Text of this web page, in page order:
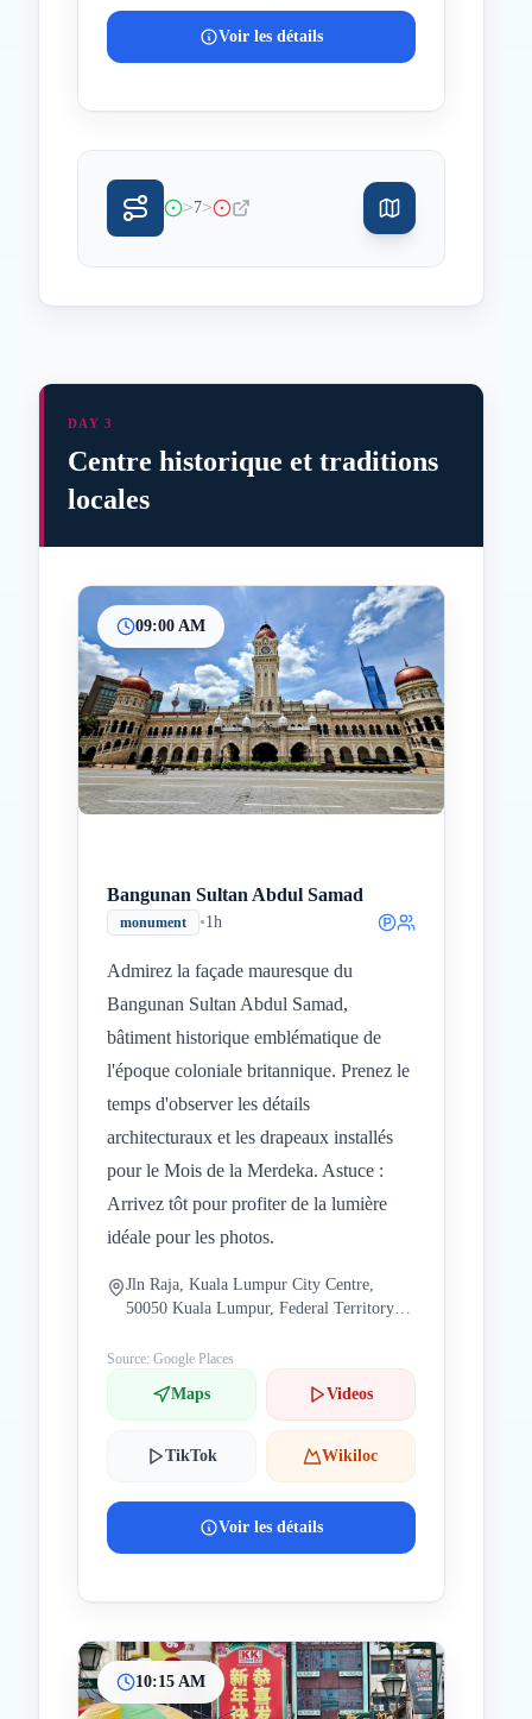
Voir les détails
>7>
InicioParadas intermedias
Final
DAY 3
Centre historique et traditions
locales
09:00 AM
Bangunan Sultan Abdul Samad
monument •1h
Admirez la façade mauresque du
Bangunan Sultan Abdul Samad,
bâtiment historique emblématique de
l'époque coloniale britannique. Prenez le
temps d'observer les détails
architecturaux et les drapeaux installés
pour le Mois de la Merdeka. Astuce :
Arrivez tôt pour profiter de la lumière
idéale pour les photos.
Jln Raja, Kuala Lumpur City Centre,
50050 Kuala Lumpur, Federal Territory of
Source: Google Places
Maps Videos
TikTok Wikiloc
Voir les détails
10:15 AM